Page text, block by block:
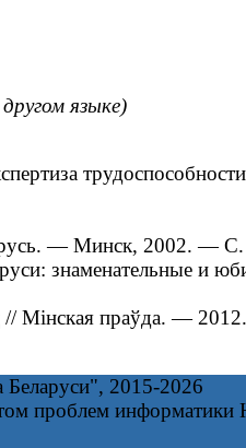
языке)
— Минск, 2002. —
знаменательные
// Мінская праўда. —
Беларуси", 2015-2026
проблем